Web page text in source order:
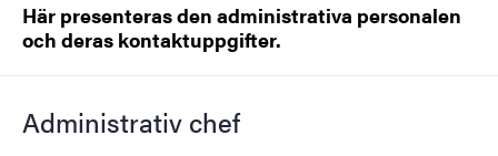
Här presenteras den administrativa personalen
och deras kontaktuppgifter.
Administrativ chef